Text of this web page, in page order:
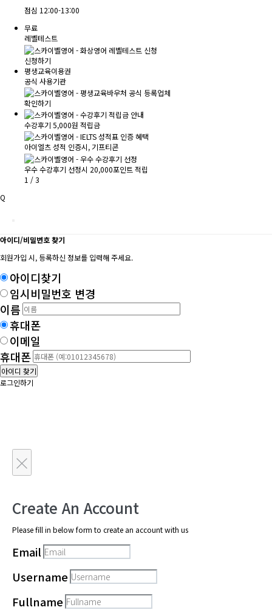
점심 12:00-13:00
무료
레벨테스트
신청하기
평생교육이용권
공식 사용기관
확인하기
수강후기 5,000원 적립금
아이엘츠 성적 인증시, 기프티콘
우수 수강후기 선정시 20,000포인트 적립
1 /3
Q
아이디/비밀번호 찾기
회원가입 시, 등록하신 정보를 입력해 주세요.
아이디찾기
임시비밀번호 변경
이름
휴대폰
이메일
휴대폰
아이디 찾기
로그인하기
×
Create An Account
Please fill in below form to create an account with us
Email
Username
Fullname